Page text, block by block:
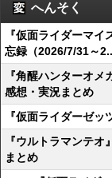
へんそく
『仮面ライダーマ
忘録（2026/7/31～
『角醒ハンターオメ
感想・実況まとめ
『仮面ライダーゼ
『ウルトラマンテ
まとめ